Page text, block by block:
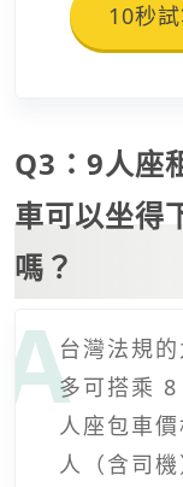
10秒
Q3：9人座
車可以坐得
嗎？
台灣法規
多可搭乘
人座包車
人（含司